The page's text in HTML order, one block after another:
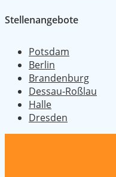
Stellenangebote
Potsdam
Berlin
Brandenburg
Dessau-Roßlau
Halle
Dresden